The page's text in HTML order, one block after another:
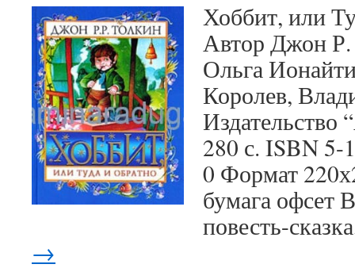
Хоббит, или
Автор Джон
Ольга
Королев,
Издательство
280 с. ISBN 5-
0 Формат
бумага офсет
повесть-
→